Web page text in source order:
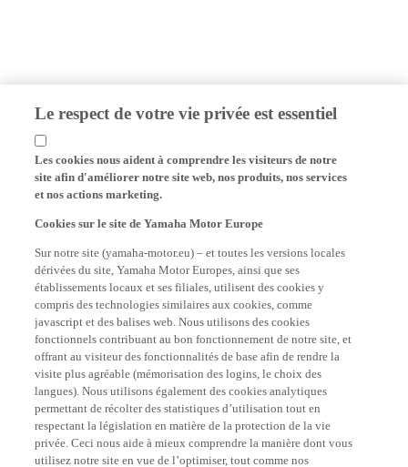
Le respect de votre vie privée est essentiel
Les cookies nous aident à comprendre les visiteurs de notre
site afin d'améliorer notre site web, nos produits, nos services
et nos actions marketing.
Cookies sur le site de Yamaha Motor Europe
Sur notre site (yamaha-motor.eu) – et toutes les versions locales
dérivées du site, Yamaha Motor Europes, ainsi que ses
établissements locaux et ses filiales, utilisent des cookies y
compris des technologies similaires aux cookies, comme
javascript et des balises web. Nous utilisons des cookies
fonctionnels contribuant au bon fonctionnement de notre site, et
offrant au visiteur des fonctionnalités de base afin de rendre la
visite plus agréable (mémorisation des logins, le choix des
langues). Nous utilisons également des cookies analytiques
permettant de récolter des statistiques d’utilisation tout en
respectant la législation en matière de la protection de la vie
privée. Ceci nous aide à mieux comprendre la manière dont vous
utilisez notre site en vue de l’optimiser, tout comme nos